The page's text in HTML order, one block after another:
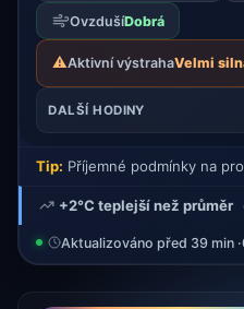
OvzdušíDobrá
⚠️Aktivní výstrahaVelmi
DALŠÍ HODINY
Tip: Příjemné podmínky na
+2°C teplejší než průměr
Aktualizováno před 39 min ·